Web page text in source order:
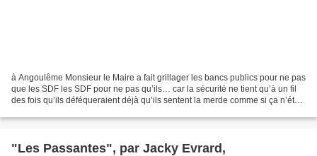
à Angoulême Monsieur le Maire a fait grillager les bancs publics pour ne pas
que les SDF les SDF pour ne pas qu’ils… car la sécurité ne tient qu’à un fil
des fois qu’ils déféqueraient déjà qu’ils sentent la merde comme si ça n’était
"Les Passantes", par Jacky Evrard,